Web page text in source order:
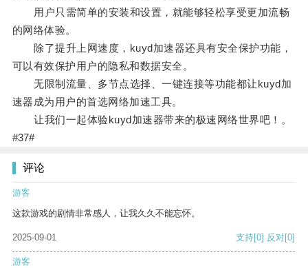
用户只需简单的安装和设置，就能够轻松享受更加流畅
的网络体验。
除了提升上网速度，kuyd加速器还具有安全保护功能，
可以有效保护用户的隐私和数据安全。
无限制流量、多节点选择、一键连接等功能都让kuyd加
速器成为用户的首选网络加速工具。
让我们一起体验kuyd加速器带来的极速网络世界吧！。
#37#
评论
游客
这款游戏的剧情非常感人，让我久久不能忘怀。
2025-09-01 支持[0] 反对[0]
游客